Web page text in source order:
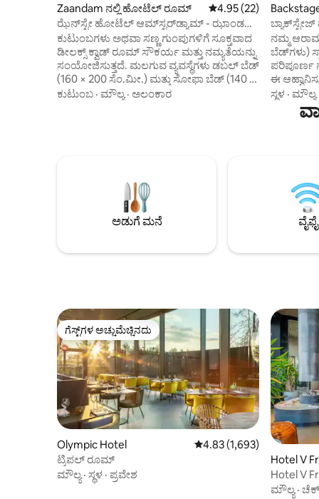
Zaandam ನಲ್ಲಿ ಹೋಟೆಲ್ ರೂಮ್ 5 ರಲ್ಲಿ 4.95 ಸರಾಸರಿ
4.95 (22)
ಝೆನ್‌ಸ್ಟೇ ಹೋಟೆಲ್ ಆಮ್‌ಸ್ಟರ್‌ಡ್ಯಾಮ್ - ಝಾಂಡಮ್
| ರಿಟ್ರೀಟ್ ಸೂಟ್
ಕುಟುಂಬಗಳು ಅಥವಾ ಸಣ್ಣ ಗುಂಪುಗಳಿಗೆ ಸೂಕ್ತವಾದ
ಡೀಲಕ್ಸ್ ಕ್ವಾಡ್ ರೂಮ್ ಸೌಕರ್ಯ ಮತ್ತು ನಮ್ಯತೆಯನ್ನು
ಸಂಯೋಜಿಸುತ್ತದೆ. ಮಲಗುವ ವ್ಯವಸ್ಥೆಗಳು ಡಬಲ್ ಬೆಡ್
(160 × 200 ಸೆಂ.ಮೀ.) ಮತ್ತು ಸೋಫಾ ಬೆಡ್ (140 ×
200 ಸೆಂ.ಮೀ.) ಅನ್ನು ಒಳಗೊಂಡಿವೆ, ಇದು ಇಬ್ಬರು
ಆಹ್ವಾನಿಸುವ ಸ್ಥಳವನ್ನಾಗಿ ಮಾಡುತ್ತದೆ. ರೂಮ್‌ನ
ಗಾತ್ರಗಳು 16-36 m² ನಡುವೆ ಬದಲಾಗುತ್ತವೆ.
ಕುಟುಂಬ · ಮೌಲ್ಯ· ಅಲಂಕಾರ
ನಮ್ಮ
ಬೆಡ್‌ಗಳು)
ಪರಿಪೂರ್ಣ
ಈ
ಅಥವಾ
ನಮಗೆ
ಸ್ಥಳ · ಮೌಲ್ಯ
ಅಡುಗೆ ಮನೆ ವೈಫೈ
ಗೆಸ್ಟ್‌ಗಳ ಅಚ್ಚುಮೆಚ್ಚಿನದು
ಗೆಸ್ಟ್‌ಗಳ ಅಚ್ಚುಮೆಚ್ಚಿನದು
Olympic Hotel 5 ರಲ್ಲಿ 4.83 ಸರಾಸರಿ
4.83 (1,693)
ಟ್ರಿಪಲ್ ರೂಮ್
ಮೌಲ್ಯ· ಸ್ಥಳ · ಪ್ರವೇಶ
Hotel V
Hotel V
ಮೌಲ್ಯ·